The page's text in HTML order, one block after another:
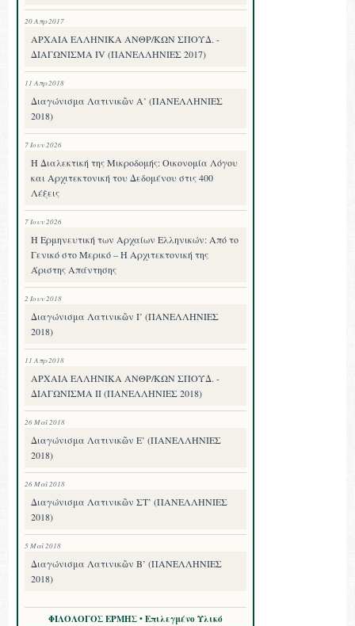
20 Απρ 2017
ΑΡΧΑΙΑ ΕΛΛΗΝΙΚΑ ΑΝΘΡ/ΚΩΝ ΣΠΟΥΔ. -
ΔΙΑΓΩΝΙΣΜΑ IV (ΠΑΝΕΛΛΗΝΙΕΣ 2017)
11 Απρ 2018
Διαγώνισμα Λατινικῶν Α’ (ΠΑΝΕΛΛΗΝΙΕΣ
2018)
7 Ιουν 2026
Η Διαλεκτική της Μικροδομής: Οικονομία Λόγου
και Αρχιτεκτονική του Δεδομένου στις 400
Λέξεις
7 Ιουν 2026
Η Ερμηνευτική των Αρχαίων Ελληνικών: Από το
Γενικό στο Μερικό – Η Αρχιτεκτονική της
Άριστης Απάντησης
2 Ιουν 2018
Διαγώνισμα Λατινικῶν Ι’ (ΠΑΝΕΛΛΗΝΙΕΣ
2018)
11 Απρ 2018
ΑΡΧΑΙΑ ΕΛΛΗΝΙΚΑ ΑΝΘΡ/ΚΩΝ ΣΠΟΥΔ. -
ΔΙΑΓΩΝΙΣΜΑ II (ΠΑΝΕΛΛΗΝΙΕΣ 2018)
26 Μαΐ 2018
Διαγώνισμα Λατινικῶν Ε’ (ΠΑΝΕΛΛΗΝΙΕΣ
2018)
26 Μαΐ 2018
Διαγώνισμα Λατινικῶν ΣΤ’ (ΠΑΝΕΛΛΗΝΙΕΣ
2018)
5 Μαΐ 2018
Διαγώνισμα Λατινικῶν Β’ (ΠΑΝΕΛΛΗΝΙΕΣ
2018)
ΦΙΛΟΛΟΓΟΣ ΕΡΜΗΣ • Επιλεγμένο Υλικό